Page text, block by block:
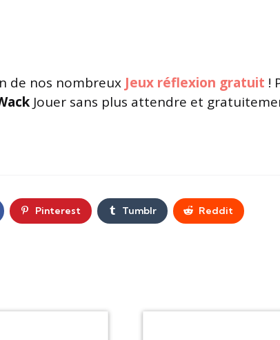
de nos nombreux Jeux réflexion gratuit !
Jouer sans plus attendre et
Pinterest Tumblr Reddit